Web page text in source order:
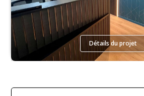
Détails du projet